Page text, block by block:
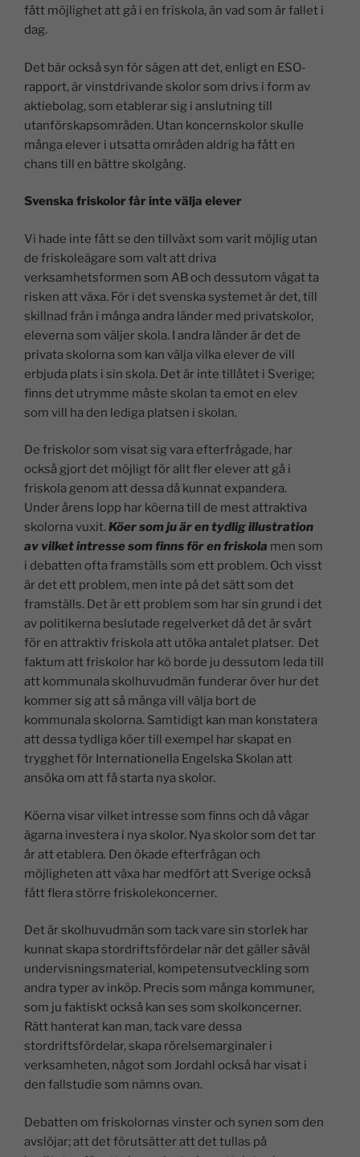
fått möjlighet att gå i en friskola, än vad som är fallet i
dag.
Det bär också syn för sägen att det, enligt en ESO-
rapport, är vinstdrivande skolor som drivs i form av
aktiebolag, som etablerar sig i anslutning till
utanförskapsområden. Utan koncernskolor skulle
många elever i utsatta områden aldrig ha fått en
chans till en bättre skolgång.
Svenska friskolor får inte välja elever
Vi hade inte fått se den tillväxt som varit möjlig utan
de friskoleägare som valt att driva
verksamhetsformen som AB och dessutom vågat ta
risken att växa. För i det svenska systemet är det, till
skillnad från i många andra länder med privatskolor,
eleverna som väljer skola. I andra länder är det de
privata skolorna som kan välja vilka elever de vill
erbjuda plats i sin skola. Det är inte tillåtet i Sverige;
finns det utrymme måste skolan ta emot en elev
som vill ha den lediga platsen i skolan.
De friskolor som visat sig vara efterfrågade, har
också gjort det möjligt för allt fler elever att gå i
friskola genom att dessa då kunnat expandera.
Under årens lopp har köerna till de mest attraktiva
skolorna vuxit.Köer som ju är en tydlig illustration
av vilket intresse som finns för en friskola men som
i debatten ofta framställs som ett problem. Och visst
är det ett problem, men inte på det sätt som det
framställs. Det är ett problem som har sin grund i det
av politikerna beslutade regelverket då det är svårt
för en attraktiv friskola att utöka antalet platser. Det
faktum att friskolor har kö borde ju dessutom leda till
att kommunala skolhuvudmän funderar över hur det
kommer sig att så många vill välja bort de
kommunala skolorna. Samtidigt kan man konstatera
att dessa tydliga köer till exempel har skapat en
trygghet för Internationella Engelska Skolan att
ansöka om att få starta nya skolor.
Köerna visar vilket intresse som finns och då vågar
ägarna investera i nya skolor. Nya skolor som det tar
år att etablera. Den ökade efterfrågan och
möjligheten att växa har medfört att Sverige också
fått flera större friskolekoncerner.
Det är skolhuvudmän som tack vare sin storlek har
kunnat skapa stordriftsfördelar när det gäller såväl
undervisningsmaterial, kompetensutveckling som
andra typer av inköp. Precis som många kommuner,
som ju faktiskt också kan ses som skolkoncerner.
Rätt hanterat kan man, tack vare dessa
stordriftsfördelar, skapa rörelsemarginaler i
verksamheten, något som Jordahl också har visat i
den fallstudie som nämns ovan.
Debatten om friskolornas vinster och synen som den
avslöjar; att det förutsätter att det tullas på